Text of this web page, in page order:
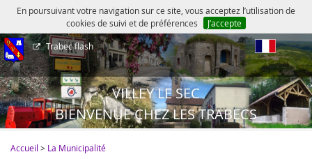
En poursuivant votre navigation sur ce site, vous acceptez l’utilisation de
cookies de suivi et de préférences
J’accepte
Trabec flash
VILLEY LE SEC
BIENVENUE CHEZ LES TRABECS
Accueil > La Municipalité